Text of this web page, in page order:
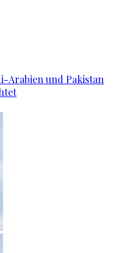
Arabien und Pakistan